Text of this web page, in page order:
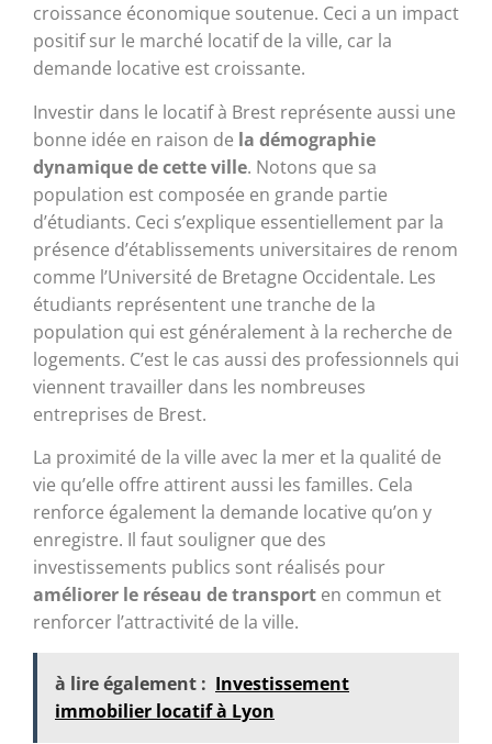
croissance économique soutenue. Ceci a un impact
positif sur le marché locatif de la ville, car la
demande locative est croissante.
Investir dans le locatif à Brest représente aussi une
bonne idée en raison de la démographie
dynamique de cette ville. Notons que sa
population est composée en grande partie
d’étudiants. Ceci s’explique essentiellement par la
présence d’établissements universitaires de renom
comme l’Université de Bretagne Occidentale. Les
étudiants représentent une tranche de la
population qui est généralement à la recherche de
logements. C’est le cas aussi des professionnels qui
viennent travailler dans les nombreuses
entreprises de Brest.
La proximité de la ville avec la mer et la qualité de
vie qu’elle offre attirent aussi les familles. Cela
renforce également la demande locative qu’on y
enregistre. Il faut souligner que des
investissements publics sont réalisés pour
améliorer le réseau de transport en commun et
renforcer l’attractivité de la ville.
à lire également : Investissement
immobilier locatif à Lyon